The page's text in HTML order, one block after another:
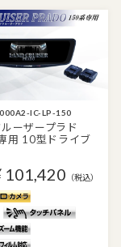
IC-LP-150
ーザープラド
用 10型ドライブ
101,420 （税込）